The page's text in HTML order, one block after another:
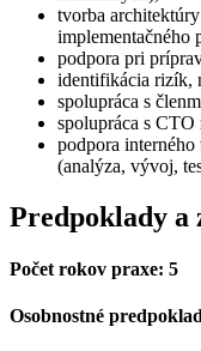
tvorba
implementačného
podpora pri
identifikácia rizík,
spolupráca s
spolupráca s CTO
podpora
(analýza, vývoj,
Predpoklady a
Počet rokov praxe: 5
Osobnostné